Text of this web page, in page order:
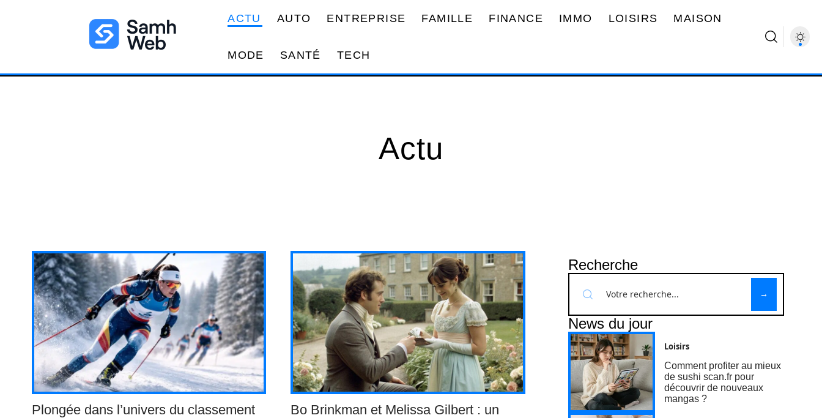
ACTU AUTO ENTREPRISE FAMILLE FINANCE IMMO LOISIRS MAISON
MODE SANTÉ TECH
Actu
Plongée dans l’univers du classement
Bo Brinkman et Melissa Gilbert : un
Recherche
News du jour
Loisirs
Comment profiter au mieux
de sushi scan.fr pour
découvrir de nouveaux
mangas ?